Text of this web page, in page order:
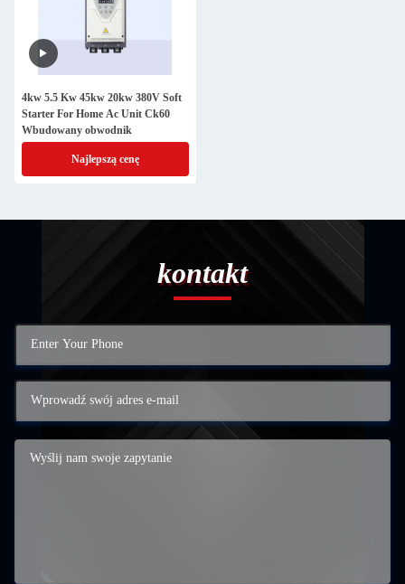
4kw 5.5 Kw 45kw 20kw 380V Soft
Starter For Home Ac Unit Ck60
Wbudowany obwodnik
Najlepszą cenę
kontakt